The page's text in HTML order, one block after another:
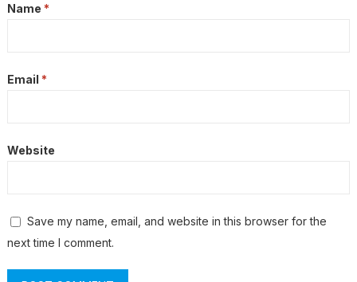
Name *
Email *
Website
Save my name, email, and website in this browser for the
next time I comment.